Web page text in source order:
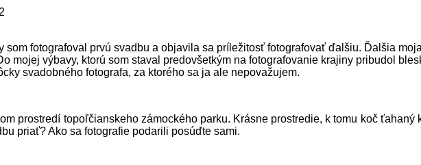
fotografoval prvú svadbu a objavila sa príležitosť fotografovať ďalšiu. Ďalšia moja
mojej výbavy, ktorú som staval predovšetkým na fotografovanie krajiny pribudol
svadobného fotografa, za ktorého sa ja ale nepovažujem.
prostredí topoľčianskeho zámockého parku. Krásne prostredie, k tomu koč ťahaný
priať? Ako sa fotografie podarili posúďte sami.